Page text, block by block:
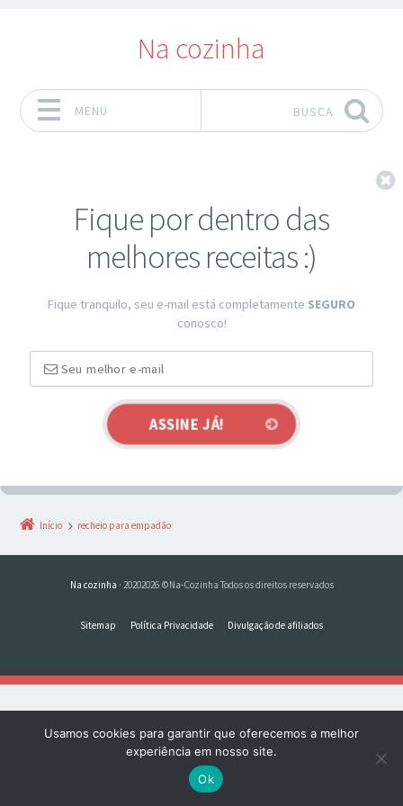
Na cozinha
MENU BUSCA
Fique por dentro das
melhores receitas :)
Fique tranquilo, seu e-mail está completamente SEGURO
conosco!
Início recheio para empadão
Na cozinha · 20202026 ©Na-Cozinha Todos os direitos reservados
Sitemap Política Privacidade Divulgação de afiliados
Usamos cookies para garantir que oferecemos a melhor
experiência em nosso site.
Ok